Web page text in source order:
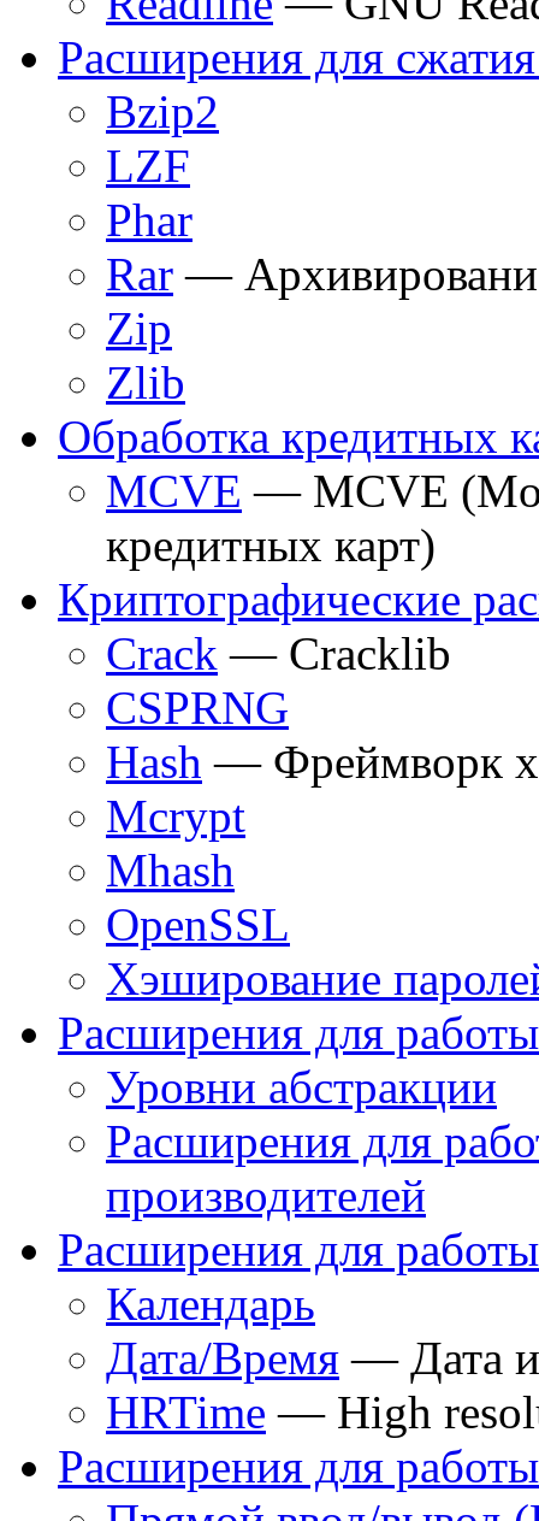
Расширения для
Bzip2
LZF
Phar
Rar —
Zip
Zlib
Обработка кредитных
MCVE — MCVE
кредитных карт)
Криптографические
Crack — Cracklib
CSPRNG
Hash — Фреймворк
Mcrypt
Mhash
OpenSSL
Хэширование
Расширения для
Уровни абстракции
Расширения для
производителей
Расширения для
Календарь
Дата/Время — Дата
HRTime — High
Расширения для